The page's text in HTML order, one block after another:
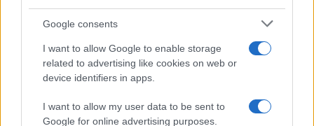
Google consents
I want to allow Google to enable storage
related to advertising like cookies on web or
device identifiers in apps.
I want to allow my user data to be sent to
Google for online advertising purposes.